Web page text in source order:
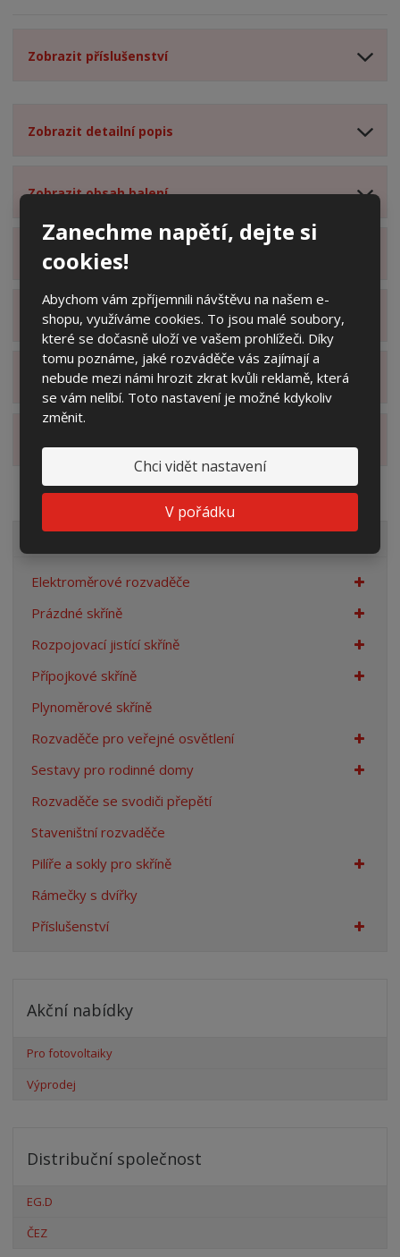
Zanechme napětí, dejte si
cookies!
Abychom vám zpříjemnili návštěvu na našem e-
shopu, využíváme cookies. To jsou malé soubory,
které se dočasně uloží ve vašem prohlížeči. Díky
tomu poznáme, jaké rozváděče vás zajímají a
nebude mezi námi hrozit zkrat kvůli reklamě, která
se vám nelíbí. Toto nastavení je možné kdykoliv
změnit.
Chci vidět nastavení
V pořádku
Zobrazit příslušenství
Zobrazit detailní popis
Zobrazit obsah balení
Zobrazit specifikační body
Zobrazit technické parametry
Zobrazit hodnocení produktu
Elektroměrové rozvaděče
Prázdné skříně
Rozpojovací jistící skříně
Přípojkové skříně
Plynoměrové skříně
Rozvaděče pro veřejné osvětlení
Sestavy pro rodinné domy
Rozvaděče se svodiči přepětí
Staveništní rozvaděče
Pilíře a sokly pro skříně
Rámečky s dvířky
Příslušenství
Akční nabídky
Pro fotovoltaiky
Výprodej
Distribuční společnost
EG.D
ČEZ